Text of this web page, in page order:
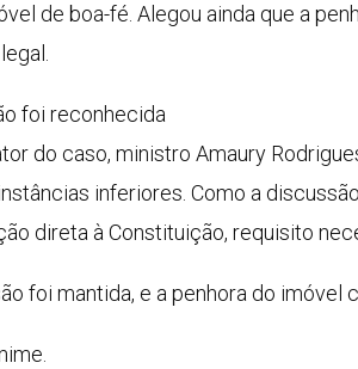
de boa-fé. Alegou ainda que a
foi reconhecida
do caso, ministro Amaury
inferiores. Como a
direta à Constituição, requisito
foi mantida, e a penhora do imóvel